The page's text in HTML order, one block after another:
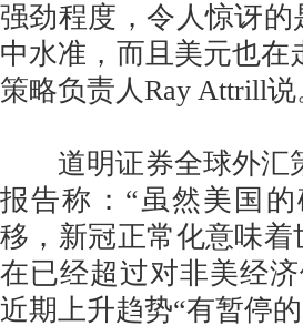
强劲程度，令人惊讶
中水准，而且美元也
策略负责人Ray Attrill说
道明证券全球外汇策
报告称：“虽然美国
移，新冠正常化意味
在已经超过对非美经
近期上升趋势“有暂停的